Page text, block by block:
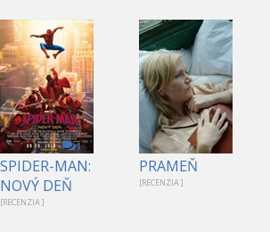
1
SPIDER-MAN:
NOVÝ DEŇ
[RECENZIA ]
PRAMEŇ
[RECENZIA ]